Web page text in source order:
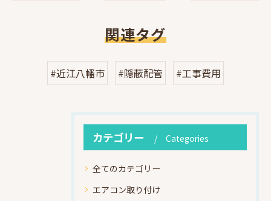
関連タグ
#近江八幡市 #隠蔽配管 #工事費用
カテゴリー Categories
全てのカテゴリー
エアコン取り付け